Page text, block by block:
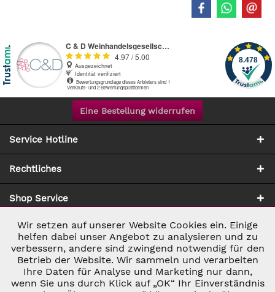
Eine Bestellung widerrufen
Service Hotline
Rechtliches
Shop Service
Zahlung & Versand
Notwendig Aktiv
Marketing Inaktiv
Wir setzen auf unserer Website Cookies ein. Einige
helfen dabei unser Angebot zu analysieren und zu
verbessern, andere sind zwingend notwendig für den
Betrieb der Website. Wir sammeln und verarbeiten
Ihre Daten für Analyse und Marketing nur dann,
wenn Sie uns durch Klick auf „OK“ Ihr Einverständnis